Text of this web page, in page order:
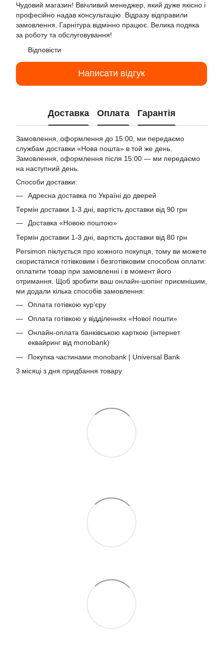
Чудовий магазин! Ввічливий менеджер, який дуже якісно і
професійно надав консультацію. Відразу відправили
замовлення. Гарнітура відмінно працює. Велика подяка
за роботу та обслуговування!
Відповісти
Написати відгук
Доставка Оплата Гарантія
Замовлення, оформлення до 15:00, ми передаємо
службам доставки «Нова пошта» в той же день.
Замовлення, оформлення після 15:00 — ми передаємо
на наступний день.
Способи доставки:
Адресна доставка по Україні до дверей
Термін доставки 1-3 дні, вартість доставки від 90 грн
Доставка «Новою поштою»
Термін доставки 1-3 дні, вартість доставки від 80 грн
Persimon піклується про кожного покупця, тому ви можете
скористатися готівковим і безготівковим способом оплати:
оплатити товар при замовленні і в момент його
отримання. Щоб зробити ваш онлайн-шопінг приємнішим,
ми додали кілька способів замовлення:
Оплата готівкою кур'єру
Оплата готівкою у відділеннях «Нової пошти»
Онлайн-оплата банківською карткою (інтернет
еквайринг від monobank)
Покупка частинами monobank | Universal Bank
3 місяці з дня придбання товару